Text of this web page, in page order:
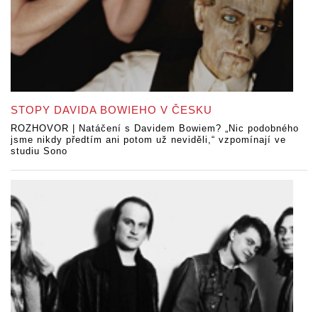
STOPY DAVIDA BOWIEHO V ČESKU
ROZHOVOR | Natáčení s Davidem Bowiem? „Nic podobného
jsme nikdy předtím ani potom už neviděli,“ vzpomínají ve
studiu Sono